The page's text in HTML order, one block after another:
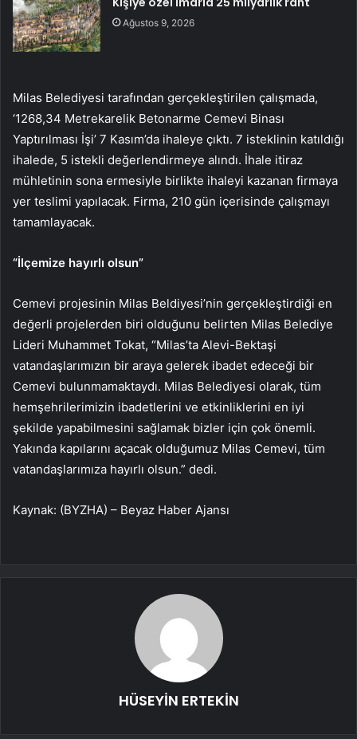
Ağustos 9, 2026
Milas Belediyesi tarafından gerçekleştirilen çalışmada,
‘1268,34 Metrekarelik Betonarme Cemevi Binası
Yaptırılması İşi’ 7 Kasım’da ihaleye çıktı. 7 isteklinin katıldığı
ihalede, 5 istekli değerlendirmeye alındı. İhale itiraz
mühletinin sona ermesiyle birlikte ihaleyi kazanan firmaya
yer teslimi yapılacak. Firma, 210 gün içerisinde çalışmayı
tamamlayacak.
“İlçemize hayırlı olsun”
Cemevi projesinin Milas Beldiyesi’nin gerçekleştirdiği en
değerli projelerden biri olduğunu belirten Milas Belediye
Lideri Muhammet Tokat, “Milas’ta Alevi-Bektaşi
vatandaşlarımızın bir araya gelerek ibadet edeceği bir
Cemevi bulunmamaktaydı. Milas Belediyesi olarak, tüm
hemşehrilerimizin ibadetlerini ve etkinliklerini en iyi
şekilde yapabilmesini sağlamak bizler için çok önemli.
Yakında kapılarını açacak olduğumuz Milas Cemevi, tüm
vatandaşlarımıza hayırlı olsun.” dedi.
Kaynak: (BYZHA) – Beyaz Haber Ajansı
HÜSEYİN ERTEKİN